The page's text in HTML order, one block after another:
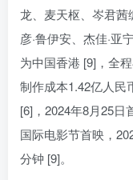
龙、麦天枢、岑君茜
彦·鲁伊安、杰佳·亚
为中国香港 [9]，全
制作成本1.42亿人民
[6]，2024年8月25日
国际电影节首映，
分钟 [9]。